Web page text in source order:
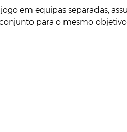
em equipas separadas,
para o mesmo